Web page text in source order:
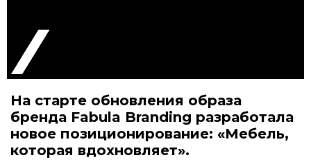
На старте обновления образа
бренда Fabula Branding разработала
новое позиционирование: «Мебель,
которая вдохновляет».